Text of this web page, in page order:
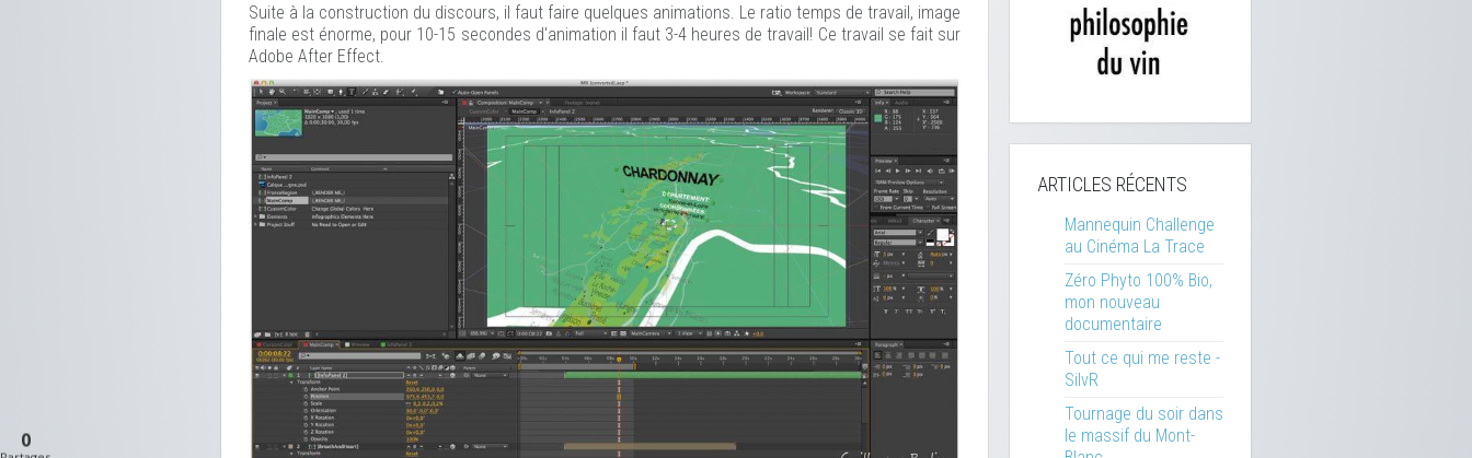
Suite à la construction du discours, il faut faire quelques animations. Le ratio temps de travail, image
finale est énorme, pour 10-15 secondes d'animation il faut 3-4 heures de travail! Ce travail se fait sur
Adobe After Effect.
ARTICLES RÉCENTS
Mannequin Challenge
au Cinéma La Trace
Zéro Phyto 100% Bio,
mon nouveau
documentaire
Tout ce qui me reste -
SilvR
Tournage du soir dans
le massif du Mont-
0